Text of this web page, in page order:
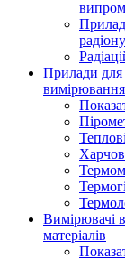
Прилади для
Вимірювачі
матеріалів